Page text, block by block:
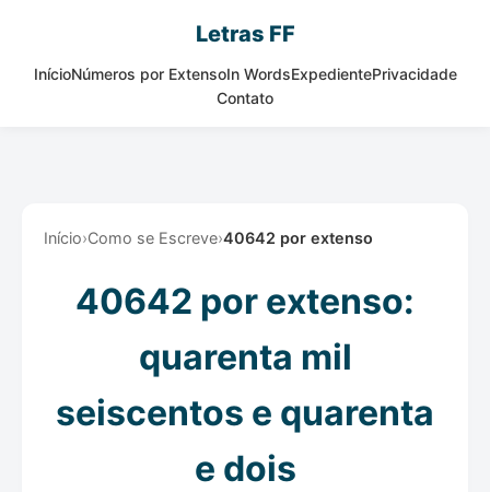
Letras FF
InícioNúmeros por ExtensoIn WordsExpedientePrivacidade
Contato
Início›Como se Escreve›40642 por extenso
40642 por extenso:
quarenta mil
seiscentos e quarenta
e dois